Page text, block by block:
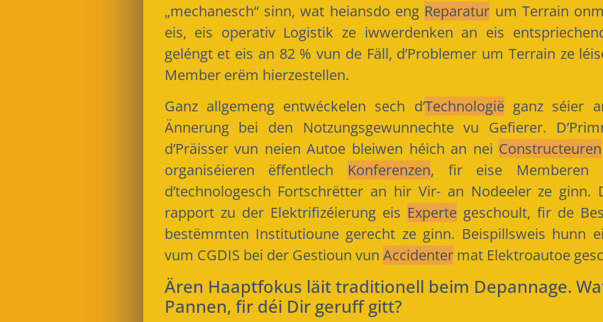
„mechanesch“ sinn, wat heiansdo eng Reparatur um Terrain
eis, eis operativ Logistik ze iwwerdenken an eis
geléngt et eis an 82 % vun de Fäll, d’Problemer um Terrain ze
Member erëm hierzestellen.
Ganz allgemeng entwéckelen sech d’Technologiëganz séier
Ännerung bei den Notzungsgewunnechte vu Gefierer.
d’Präisser vun neien Autoe bleiwen héich an nei Constructeuren
organiséieren ëffentlech Konferenzen, fir eise Memberen
d’technologesch Fortschrëtter an hir Vir- an Nodeeler ze
rapport zu der Elektrifizéierung eis Expertegeschoult, fir de
bestëmmten Institutioune gerecht ze ginn. Beispillsweis hunn
vum CGDIS bei der Gestioun vun Accidentermat Elektroautoe
Ären Haaptfokus läit traditionell beim Depannage.
Pannen, fir déi Dir geruff gitt?